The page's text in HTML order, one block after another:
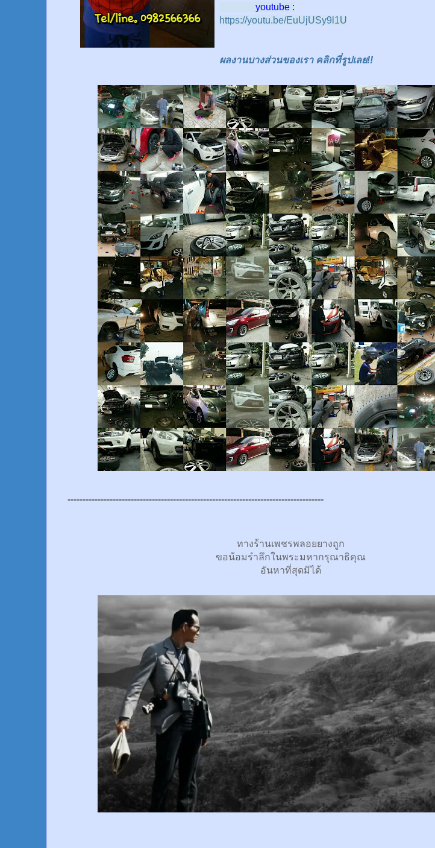
youtube :
https://youtu.be/EuUjUSy9l1U
ผลงานบางส่วนของเรา คลิกที่รูปเลย!!
-------------------------------------------------------------------------------------
ทางร้านเพชรพลอยยางถูก
ขอน้อมรำลึกในพระมหากรุณาธิคุณ
อันหาที่สุดมิได้